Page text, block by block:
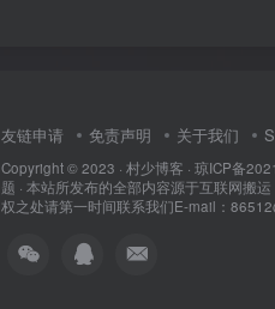
友链申请 免责声明 关于我们
Copyright © 2023 · 村少博客 · 琼ICP备
题 · 本站所发布的全部内容源于互联网搬
权之处请第一时间联系我们E-mail：